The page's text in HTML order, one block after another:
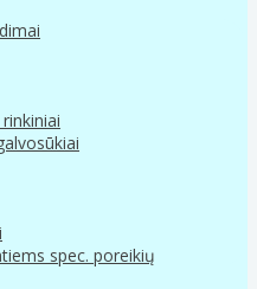
spec. poreikių